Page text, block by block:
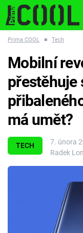
ESCAPE PLNEJ
Témata
Filmy
Prima COOL ■ Tech
TECH
7. února
Radek
Mobilní
přestěhuje
má umět?